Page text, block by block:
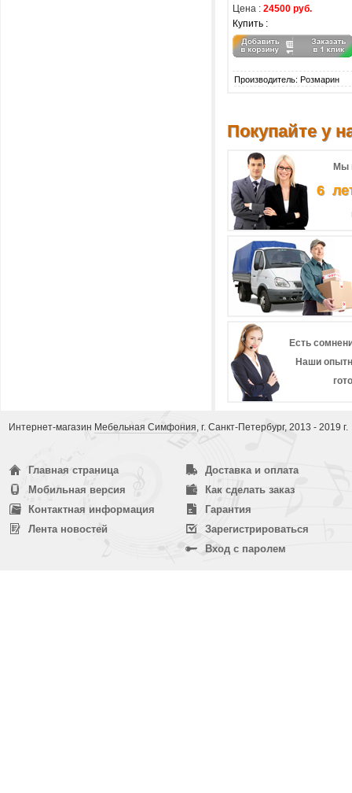
Цена : 24500 руб.
Купить :
Производитель: Розмарин
Покупайте у
Мы
6
Есть
Наши
Интернет-магазин Мебельная Симфония, г. Санкт-Петербург, 2013 - 2019 г.
Главная страница
Мобильная версия
Контактная информация
Лента новостей
Доставка и оплата
Как сделать заказ
Гарантия
Зарегистрироваться
Вход с паролем